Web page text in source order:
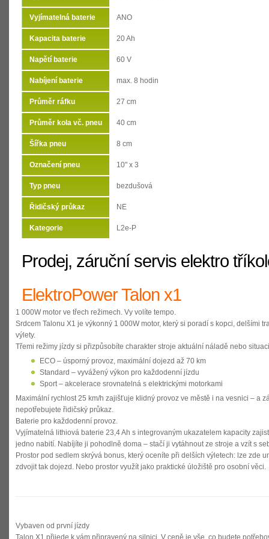
Vyjímatelná baterie ANO
Kapacita baterie 20 Ah
Napětí baterie 60 V
Nabíjení baterie max. 8 hodin
Průměr ráfku 27 cm
Průměr kola vč. pneu 40 cm
Šířka pneu 8 cm
Označení pneu 10" x 3
Typ pneu bezdušová
Řidičský průkaz NE
Kategorie L2e-P
Prodej, záruční servis elektro
ElektroPower Talon x1
1 000W motor ve třech režimech. Vy volíte tempo.
Srdcem Talonu X1 je výkonný 1 000W motor, který si poradí s kopci, delšími
výlety.
Třemi režimy jízdy si přizpůsobíte charakter stroje aktuální náladě nebo
ECO – úsporný provoz, maximální dojezd až 70 km
Standard – vyvážený výkon pro každodenní jízdu
Sport– akcelerace srovnatelná s elektrickými motorkami
Maximální rychlost 25 km/h zajišťuje klidný provoz ve městě i na vesnici – a
nepotřebujete řidičský průkaz.
Baterie pro každodenní provoz.
Vyjímatelná lithiová baterie 23,4 Ah s integrovaným ukazatelem kapacity
jedno nabití. Nabíjíte ji pohodlně doma – stačí ji vytáhnout ze stroje a vzít s
Prostor pod sedlem skrývá bonus, který oceníte při delších výletech: lze zde
zdvojit tak dojezd. Nebo prostor využít jako praktické úložiště pro osobní věci.
Vybaven od první jízdy
Talon X1 přijede k vám připravený na silnici. V ceně je vše, co budete